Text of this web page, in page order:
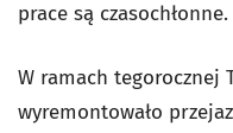
prace są czasochłonne.
W ramach tegorocznej
wyremontowało